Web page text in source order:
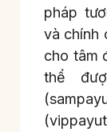
pháp
và chính
cho tâm
thể